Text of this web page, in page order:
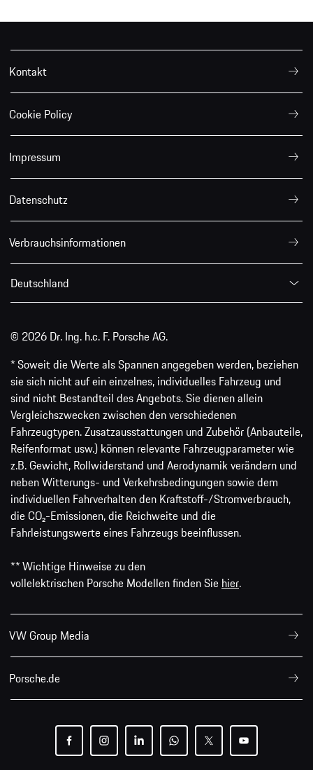
Kontakt
Cookie Policy
Impressum
Datenschutz
Verbrauchsinformationen
Deutschland
© 2026 Dr. Ing. h.c. F. Porsche AG.
* Soweit die Werte als Spannen angegeben werden, beziehen
sie sich nicht auf ein einzelnes, individuelles Fahrzeug und
sind nicht Bestandteil des Angebots. Sie dienen allein
Vergleichszwecken zwischen den verschiedenen
Fahrzeugtypen. Zusatzausstattungen und Zubehör (Anbauteile,
Reifenformat usw.) können relevante Fahrzeugparameter wie
z.B. Gewicht, Rollwiderstand und Aerodynamik verändern und
neben Witterungs- und Verkehrsbedingungen sowie dem
individuellen Fahrverhalten den Kraftstoff-/Stromverbrauch,
die CO₂-Emissionen, die Reichweite und die
Fahrleistungswerte eines Fahrzeugs beeinflussen.
** Wichtige Hinweise zu den
vollelektrischen Porsche Modellen finden Sie hier.
VW Group Media
Porsche.de